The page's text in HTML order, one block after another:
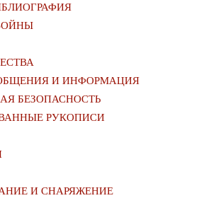
И ИНФОРМАЦИЯ
БЕЗОПАСНОСТЬ
РУКОПИСИ
И СНАРЯЖЕНИЕ